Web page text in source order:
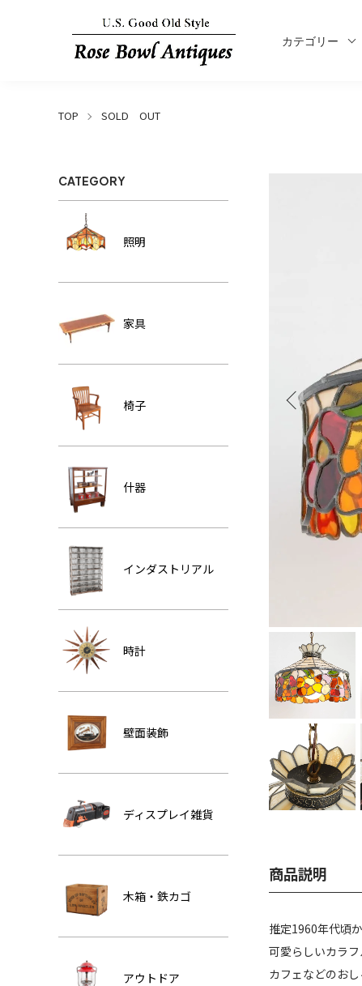
カテゴリー
TOP SOLD OUT
商品説明
推定1960年代頃
可愛らしいカラ
カフェなどのお
CATEGORY
照明
家具
椅子
什器
インダストリアル
時計
壁面装飾
ディスプレイ雑貨
木箱・鉄カゴ
アウトドア